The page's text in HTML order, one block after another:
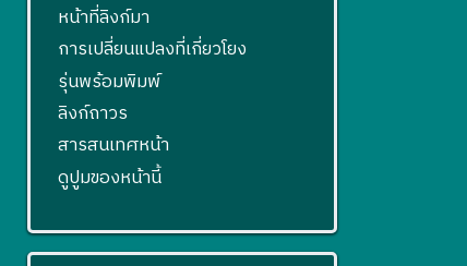
หน้าที่ลิงก์มา
การเปลี่ยนแปลงที่เกี่ยวโยง
รุ่นพร้อมพิมพ์
ลิงก์ถาวร
สารสนเทศหน้า
ดูปูมของหน้านี้